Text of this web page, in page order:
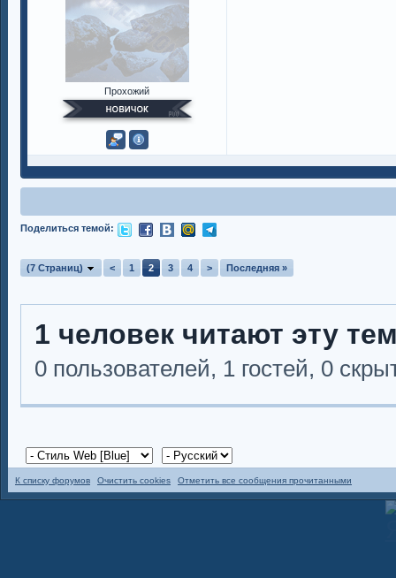
Прохожий
Поделиться темой:
(7 Страниц) < 1 2 3 4 > Последняя »
1 человек читают эту
0 пользователей, 1 гостей, 0
К списку форумов Очистить cookies Отметить все сообщения прочитанными